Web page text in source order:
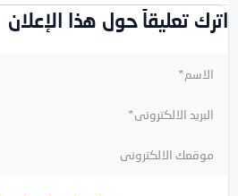
اترك تعليقاً حول هذا الإعلان